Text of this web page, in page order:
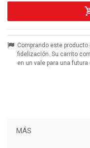
Comprando este producto
fidelización. Su carrito
en un vale para una futura
MÁS